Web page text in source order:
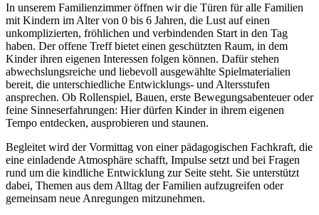
In unserem Familienzimmer öffnen wir die Türen für alle Familien
mit Kindern im Alter von 0 bis 6 Jahren, die Lust auf einen
unkomplizierten, fröhlichen und verbindenden Start in den Tag
haben. Der offene Treff bietet einen geschützten Raum, in dem
Kinder ihren eigenen Interessen folgen können. Dafür stehen
abwechslungsreiche und liebevoll ausgewählte Spielmaterialien
bereit, die unterschiedliche Entwicklungs- und Altersstufen
ansprechen. Ob Rollenspiel, Bauen, erste Bewegungsabenteuer oder
feine Sinneserfahrungen: Hier dürfen Kinder in ihrem eigenen
Tempo entdecken, ausprobieren und staunen.
Begleitet wird der Vormittag von einer pädagogischen Fachkraft, die
eine einladende Atmosphäre schafft, Impulse setzt und bei Fragen
rund um die kindliche Entwicklung zur Seite steht. Sie unterstützt
dabei, Themen aus dem Alltag der Familien aufzugreifen oder
gemeinsam neue Anregungen mitzunehmen.